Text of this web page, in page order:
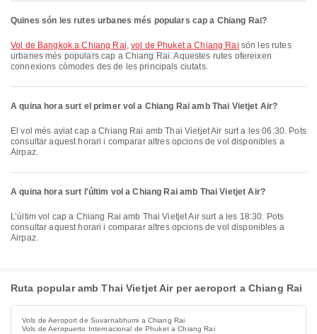
Quines són les rutes urbanes més populars cap a Chiang Rai?
vol de Bangkok a Chiang Rai,vol de Phuket a Chiang Rai són les rutes
urbanes més populars cap a Chiang Rai. Aquestes rutes ofereixen
connexions còmodes des de les principals ciutats.
A quina hora surt el primer vol a Chiang Rai amb Thai Vietjet Air?
El vol més aviat cap a Chiang Rai amb Thai Vietjet Air surt a les 06:30. Pots
consultar aquest horari i comparar altres opcions de vol disponibles a
Airpaz.
A quina hora surt l'últim vol a Chiang Rai amb Thai Vietjet Air?
L’últim vol cap a Chiang Rai amb Thai Vietjet Air surt a les 18:30. Pots
consultar aquest horari i comparar altres opcions de vol disponibles a
Airpaz.
Ruta popular amb Thai Vietjet Air per aeroport a Chiang Rai
Vols de Aeroport de Suvarnabhumi a Chiang Rai
Vols de Aeropuerto Internacional de Phuket a Chiang Rai